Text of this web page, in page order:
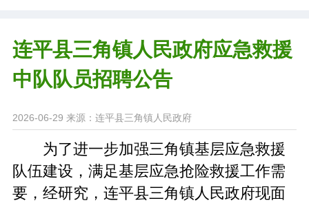
连平县三角镇人民政府应急救援
中队队员招聘公告
2026-06-29 来源：连平县三角镇人民政府
为了进一步加强三角镇基层应急救援
队伍建设，满足基层应急抢险救援工作需
要，经研究，连平县三角镇人民政府现面